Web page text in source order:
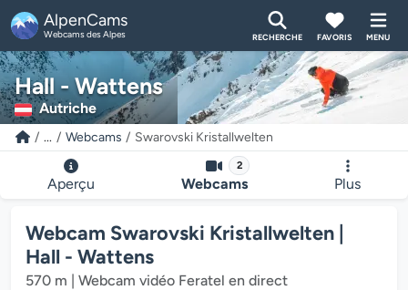
AlpenCams
Webcams des Alpes RECHERCHE FAVORIS MENU
Hall - Wattens
Autriche
... Webcams Swarovski Kristallwelten
Aperçu
2
Webcams Plus
Webcam Swarovski Kristallwelten |
Hall - Wattens
570 m | Webcam vidéo Feratel en direct